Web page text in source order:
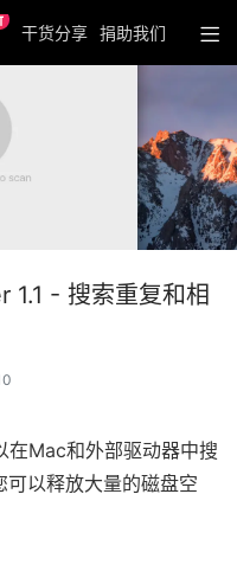
干货分享 捐助我们
1.1 - 搜索重复和相
在Mac和外部驱动器中搜
以释放大量的磁盘空